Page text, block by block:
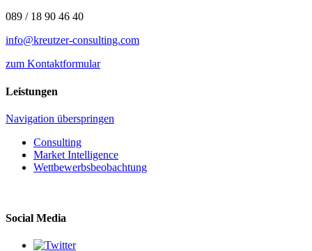
089 / 18 90 46 40
info@kreutzer-consulting.com
zum Kontaktformular
Leistungen
Navigation überspringen
Consulting
Market Intelligence
Wettbewerbs­beobachtung
Social Media